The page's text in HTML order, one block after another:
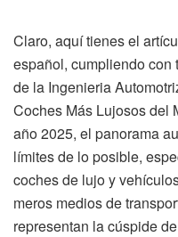
Claro, aquí tienes el
español, cumpliendo
de la Ingenieria
Coches Más Lujosos del
año 2025, el panorama
límites de lo posible,
coches de lujo y
meros medios de
representan la cúspide